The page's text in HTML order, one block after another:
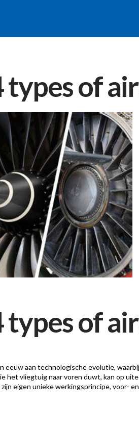
of
of
eeuw aan technologische evolutie,
het vliegtuig naar voren duwt, kan op
eigen unieke werkingsprincipe, voor-